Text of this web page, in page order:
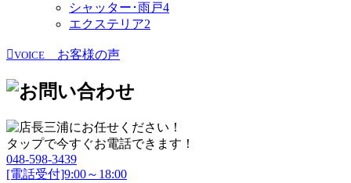
シャッター･雨戸4
エクステリア2
VOICE お客様の声
タップで今すぐお電話できます！
048-598-3439
[電話受付]9:00～18:00